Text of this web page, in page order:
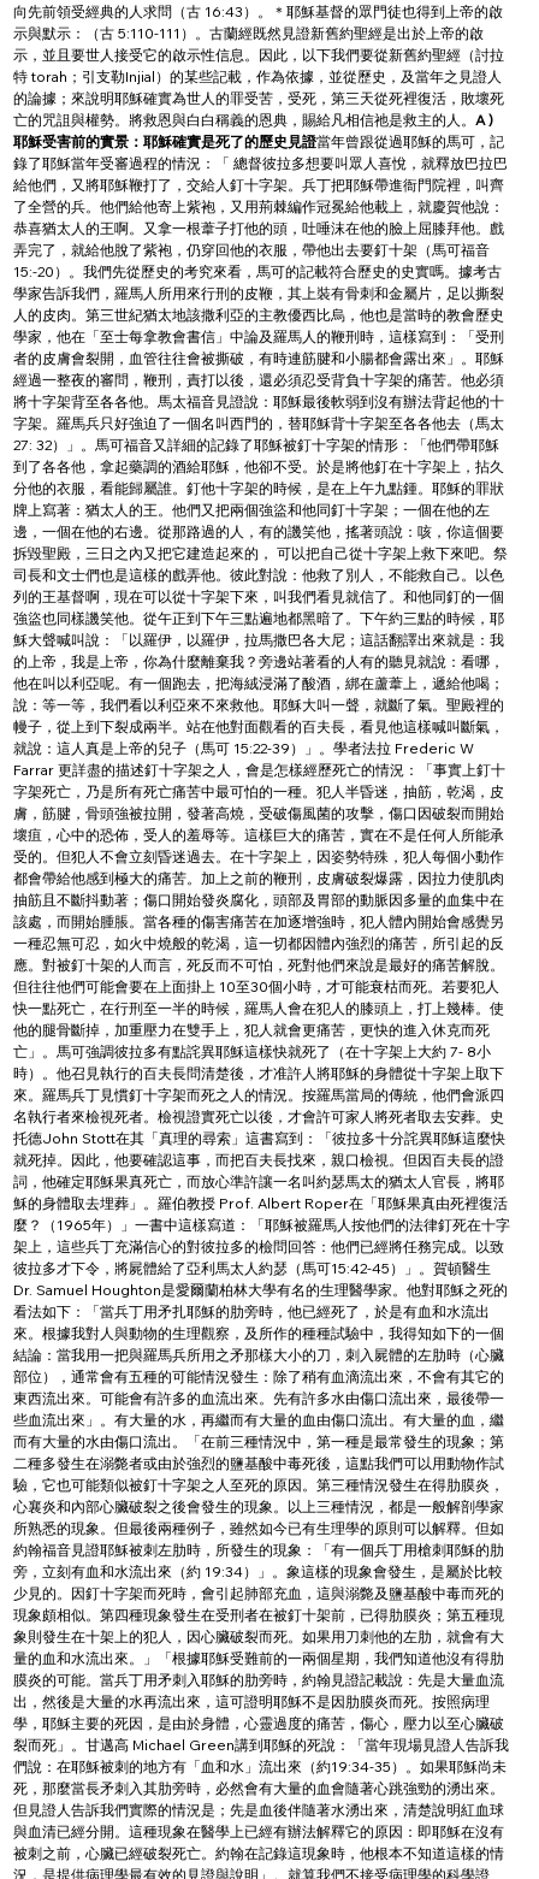
向先前領受經典的人求問（古 16:43）。＊耶穌基督的眾門徒也得到上帝的啟
示與默示：（古 5:110-111）。古蘭經既然見證新舊約聖經是出於上帝的啟
示，並且要世人接受它的啟示性信息。因此，以下我們要從新舊約聖經（討拉
特 torah；引支勒Injial）的某些記載，作為依據，並從歷史，及當年之見證人
的論據；來說明耶穌確實為世人的罪受苦，受死，第三天從死裡復活，敗壞死
亡的咒詛與權勢。將救恩與白白稱義的恩典，賜給凡相信祂是救主的人。A )
耶穌受害前的實景：耶穌確實是死了的歷史見證當年曾跟從過耶穌的馬可，記
錄了耶穌當年受審過程的情況：「 總督彼拉多想要叫眾人喜悅，就釋放巴拉巴
給他們，又將耶穌鞭打了，交給人釘十字架。兵丁把耶穌帶進衙門院裡，叫齊
了全營的兵。他們給他寄上紫袍，又用荊棘編作冠冕給他載上，就慶賀他說：
恭喜猶太人的王啊。又拿一根葦子打他的頭，吐唾沫在他的臉上屈膝拜他。戲
弄完了，就給他脫了紫袍，仍穿回他的衣服，帶他出去要釘十架（馬可福音
15:-20）。我們先從歷史的考究來看，馬可的記載符合歷史的史實嗎。據考古
學家告訴我們，羅馬人所用來行刑的皮鞭，其上裝有骨刺和金屬片，足以撕裂
人的皮肉。第三世紀猶太地該撒利亞的主教優西比烏，他也是當時的教會歷史
學家，他在「至士每拿教會書信」中論及羅馬人的鞭刑時，這樣寫到：「受刑
者的皮膚會裂開，血管往往會被撕破，有時連筋腱和小腸都會露出來」。耶穌
經過一整夜的審問，鞭刑，責打以後，還必須忍受背負十字架的痛苦。他必須
將十字架背至各各他。馬太福音見證說：耶穌最後軟弱到沒有辦法背起他的十
字架。羅馬兵只好強迫了一個名叫西門的，替耶穌背十字架至各各他去（馬太
27: 32）」。馬可福音又詳細的記錄了耶穌被釘十字架的情形：「他們帶耶穌
到了各各他，拿起藥調的酒給耶穌，他卻不受。於是將他釘在十字架上，拈久
分他的衣服，看能歸屬誰。釘他十字架的時候，是在上午九點鍾。耶穌的罪狀
牌上寫著：猶太人的王。他們又把兩個強盜和他同釘十字架；一個在他的左
邊，一個在他的右邊。從那路過的人，有的譏笑他，搖著頭說：咳，你這個要
拆毀聖殿，三日之內又把它建造起來的， 可以把自己從十字架上救下來吧。祭
司長和文士們也是這樣的戲弄他。彼此對說：他救了別人，不能救自己。以色
列的王基督啊，現在可以從十字架下來，叫我們看見就信了。和他同釘的一個
強盜也同樣譏笑他。從午正到下午三點遍地都黑暗了。下午約三點的時候，耶
穌大聲喊叫說：「以羅伊，以羅伊，拉馬撒巴各大尼；這話翻譯出來就是：我
的上帝，我是上帝，你為什麼離棄我？旁邊站著看的人有的聽見就說：看哪，
他在叫以利亞呢。有一個跑去，把海絨浸滿了酸酒，綁在蘆葦上，遞給他喝；
說：等一等，我們看以利亞來不來救他。耶穌大叫一聲，就斷了氣。聖殿裡的
幔子，從上到下裂成兩半。站在他對面觀看的百夫長，看見他這樣喊叫斷氣，
就說：這人真是上帝的兒子（馬可 15:22-39）」。學者法拉 Frederic W
Farrar 更詳盡的描述釘十字架之人，會是怎樣經歷死亡的情況：「事實上釘十
字架死亡，乃是所有死亡痛苦中最可怕的一種。犯人半昏迷，抽筋，乾渴，皮
膚，筋腱，骨頭強被拉開，發著高燒，受破傷風菌的攻擊，傷口因破裂而開始
壞疽，心中的恐佈，受人的羞辱等。這樣巨大的痛苦，實在不是任何人所能承
受的。但犯人不會立刻昏迷過去。在十字架上，因姿勢特殊，犯人每個小動作
都會帶給他感到極大的痛苦。加上之前的鞭刑，皮膚破裂爆露，因拉力使肌肉
抽筋且不斷抖動著；傷口開始發炎腐化，頭部及胃部的動脈因多量的血集中在
該處，而開始腫脹。當各種的傷害痛苦在加逐增強時，犯人體內開始會感覺另
一種忍無可忍，如火中燒般的乾渴，這一切都因體內強烈的痛苦，所引起的反
應。對被釘十架的人而言，死反而不可怕，死對他們來說是最好的痛苦解脫。
但往往他們可能會要在上面掛上 10至30個小時，才可能衰枯而死。若要犯人
快一點死亡，在行刑至一半的時候，羅馬人會在犯人的膝頭上，打上幾棒。使
他的腿骨斷掉，加重壓力在雙手上，犯人就會更痛苦，更快的進入休克而死
亡」。馬可強調彼拉多有點詫異耶穌這樣快就死了（在十字架上大約 7- 8小
時）。他召見執行的百夫長問清楚後，才准許人將耶穌的身體從十字架上取下
來。羅馬兵丁見慣釘十字架而死之人的情況。按羅馬當局的傳統，他們會派四
名執行者來檢視死者。檢視證實死亡以後，才會許可家人將死者取去安葬。史
托德John Stott在其「真理的尋索」這書寫到：「彼拉多十分詫異耶穌這麼快
就死掉。因此，他要確認這事，而把百夫長找來，親口檢視。但因百夫長的證
詞，他確定耶穌果真死亡，而放心準許讓一名叫約瑟馬太的猶太人官長，將耶
穌的身體取去埋葬」。羅伯教授 Prof. Albert Roper在「耶穌果真由死裡復活
麼？（1965年）」一書中這樣寫道：「耶穌被羅馬人按他們的法律釘死在十字
架上，這些兵丁充滿信心的對彼拉多的檢問回答：他們已經將任務完成。以致
彼拉多才下令，將屍體給了亞利馬太人約瑟（馬可15:42-45）」。賀頓醫生
Dr. Samuel Houghton是愛爾蘭柏林大學有名的生理醫學家。他對耶穌之死的
看法如下：「當兵丁用矛扎耶穌的肋旁時，他已經死了，於是有血和水流出
來。根據我對人與動物的生理觀察，及所作的種種試驗中，我得知如下的一個
結論：當我用一把與羅馬兵所用之矛那樣大小的刀，刺入屍體的左肋時（心臟
部位），通常會有五種的可能情況發生：除了稍有血滴流出來，不會有其它的
東西流出來。可能會有許多的血流出來。先有許多水由傷口流出來，最後帶一
些血流出來」。有大量的水，再繼而有大量的血由傷口流出。有大量的血，繼
而有大量的水由傷口流出。「在前三種情況中，第一種是最常發生的現象；第
二種多發生在溺斃者或由於強烈的鹽基酸中毒死後，這點我們可以用動物作試
驗，它也可能類似被釘十字架之人至死的原因。第三種情況發生在得肋膜炎，
心襄炎和內部心臟破裂之後會發生的現象。以上三種情況，都是一般解剖學家
所熟悉的現象。但最後兩種例子，雖然如今已有生理學的原則可以解釋。但如
約翰福音見證耶穌被刺左肋時，所發生的現象：「有一個兵丁用槍刺耶穌的肋
旁，立刻有血和水流出來（約 19:34）」。象這樣的現象會發生，是屬於比較
少見的。因釘十字架而死時，會引起肺部充血，這與溺斃及鹽基酸中毒而死的
現象頗相似。第四種現象發生在受刑者在被釘十架前，已得肋膜炎；第五種現
象則發生在十架上的犯人，因心臟破裂而死。如果用刀刺他的左肋，就會有大
量的血和水流出來。」「根據耶穌受難前的一兩個星期，我們知道他沒有得肋
膜炎的可能。當兵丁用矛刺入耶穌的肋旁時，約翰見證記載說：先是大量血流
出，然後是大量的水再流出來，這可證明耶穌不是因肋膜炎而死。按照病理
學，耶穌主要的死因，是由於身體，心靈過度的痛苦，傷心，壓力以至心臟破
裂而死」。甘邁高 Michael Green講到耶穌的死說：「當年現場見證人告訴我
們說：在耶穌被刺的地方有「血和水」流出來（約19:34-35）。如果耶穌尚未
死，那麼當長矛刺入其肋旁時，必然會有大量的血會隨著心跳強勁的湧出來。
但見證人告訴我們實際的情況是；先是血後伴隨著水湧出來，清楚說明紅血球
與血清已經分開。這種現象在醫學上已經有辦法解釋它的原因：即耶穌在沒有
被刺之前，心臟已經破裂死亡。約翰在記錄這現象時，他根本不知道這樣的情
況，是提供病理學最有效的見證與說明」。就算我們不接受病理學的科學證